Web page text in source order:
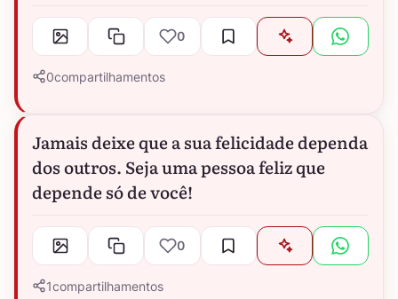
0
0compartilhamentos
Jamais deixe que a sua felicidade dependa
dos outros. Seja uma pessoa feliz que
depende só de você!
0
1compartilhamentos